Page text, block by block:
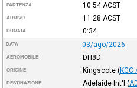
PARTENZA 10:54 ACST
ARRIVO 11:28 ACST
DURATA 0:34
DATA 03/ago/2026
AEROMOBILE DH8D
ORIGINE Kingscote (KGC
DESTINAZIONE Adelaide Int'l (